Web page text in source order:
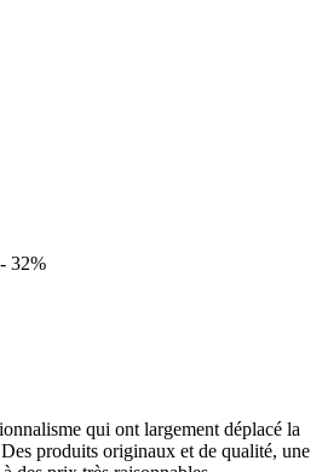
- 32%
qui ont largement déplacé la
produits originaux et de qualité, une